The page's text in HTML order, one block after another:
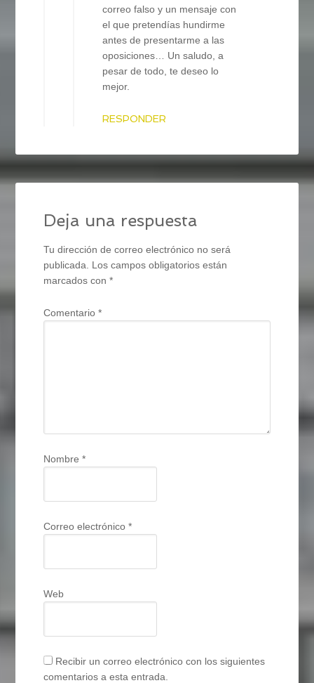
correo falso y un mensaje con
el que pretendías hundirme
antes de presentarme a las
oposiciones… Un saludo, a
pesar de todo, te deseo lo
mejor.
RESPONDER
Deja una respuesta
Tu dirección de correo electrónico no será
publicada.
Los campos obligatorios están
marcados con*
Comentario*
Nombre*
Correo electrónico*
Web
Recibir un correo electrónico con los siguientes
comentarios a esta entrada.